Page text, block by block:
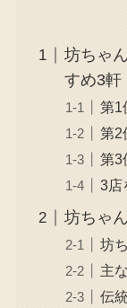
坊ちゃ
すめ3軒
第1
第2
第3
3店
坊ちゃ
坊
主
伝